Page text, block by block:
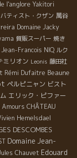
l'anglore Yakitori
ティスト・クザン 萬谷
Domaine Jacky
質販スーパー 焼き
Jean-Francois NIQ ルク
ミリオン Leonis 藤田社
Rémi Dufaitre Beaune
ペルピニャン ビスト
エリック・ピファー
Amours CHÂTEAU
Hemelsdael
DESCOMBES
Domaine Jean-
Chauvet Edouard